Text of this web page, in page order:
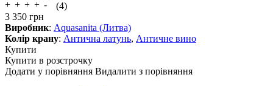
(4)
3 350 грн
Виробник: Aquasanita (Литва)
Колір крану: Антична латунь, Античне вино
Купити
Купити в розстрочку
Додати у порівняння Видалити з порівняння